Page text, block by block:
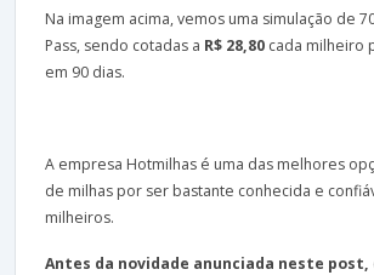
Na imagem acima, vemos uma simulação de
Pass, sendo cotadas a R$ 28,80 cada milheiro
em 90 dias.
A empresa Hotmilhas é uma das melhores
de milhas por ser bastante conhecida e
milheiros.
Antes da novidade anunciada neste post,